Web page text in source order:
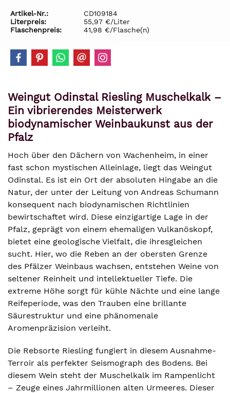
Artikel-Nr.:
CD109184
Literpreis:
55,97 €/Liter
Flaschenpreis:
41,98 €/Flasche(n)
Weingut Odinstal Riesling Muschelkalk –
Ein vibrierendes Meisterwerk
biodynamischer Weinbaukunst aus der
Pfalz
Hoch über den Dächern von Wachenheim, in einer
fast schon mystischen Alleinlage, liegt das Weingut
Odinstal. Es ist ein Ort der absoluten Hingabe an die
Natur, der unter der Leitung von Andreas Schumann
konsequent nach biodynamischen Richtlinien
bewirtschaftet wird. Diese einzigartige Lage in der
Pfalz, geprägt von einem ehemaligen Vulkanöskopf,
bietet eine geologische Vielfalt, die ihresgleichen
sucht. Hier, wo die Reben an der obersten Grenze
des Pfälzer Weinbaus wachsen, entstehen Weine von
seltener Reinheit und intellektueller Tiefe. Die
extreme Höhe sorgt für kühle Nächte und eine lange
Reifeperiode, was den Trauben eine brillante
Säurestruktur und eine phänomenale
Aromenpräzision verleiht.
Die Rebsorte Riesling fungiert in diesem Ausnahme-
Terroir als perfekter Seismograph des Bodens. Bei
diesem Wein steht der Muschelkalk im Rampenlicht
– Zeuge eines Jahrmillionen alten Urmeeres. Dieser